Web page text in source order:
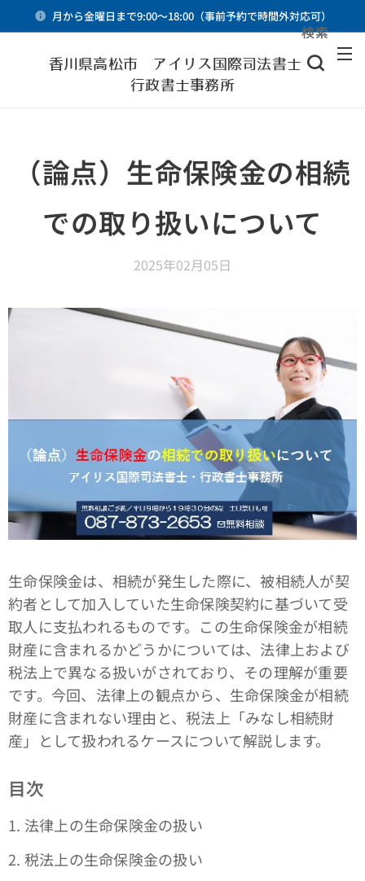
月から金曜日まで9:00～18:00（事前予約で時間外対応可）
香川県高松市 アイリス国際司法書士・
行政書士事務所
検索
（論点）生命保険金の相続
での取り扱いについて
2025年02月05日
生命保険金は、相続が発生した際に、被相続人が契
約者として加入していた生命保険契約に基づいて受
取人に支払われるものです。この生命保険金が相続
財産に含まれるかどうかについては、法律上および
税法上で異なる扱いがされており、その理解が重要
です。今回、法律上の観点から、生命保険金が相続
財産に含まれない理由と、税法上「みなし相続財
産」として扱われるケースについて解説します。
目次
1. 法律上の生命保険金の扱い
2. 税法上の生命保険金の扱い